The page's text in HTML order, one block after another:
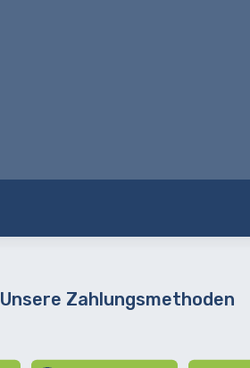
Unsere Zahlungsmethoden